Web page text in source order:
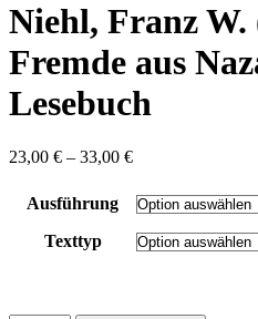
Niehl, Franz
Fremde aus
Lesebuch
23,00 € – 33,00 €Preisspanne:
bis
33,00 €
Ausführung
Texttyp